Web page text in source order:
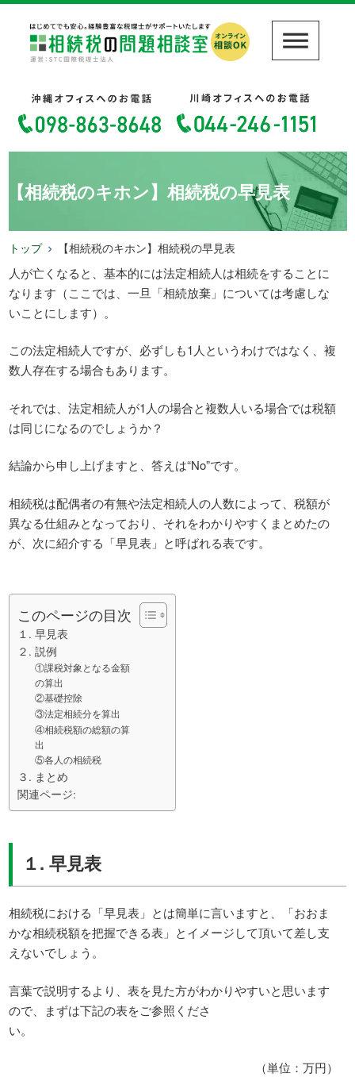
【相続税のキホン】相続税の早見表
トップ 【相続税のキホン】相続税の早見表
人が亡くなると、基本的には法定相続人は相続をすることに
なります（ここでは、一旦「相続放棄」については考慮しな
いことにします）。
この法定相続人ですが、必ずしも1人というわけではなく、複
数人存在する場合もあります。
それでは、法定相続人が1人の場合と複数人いる場合では税額
は同じになるのでしょうか？
結論から申し上げますと、答えは“No”です。
相続税は配偶者の有無や法定相続人の人数によって、税額が
異なる仕組みとなっており、それをわかりやすくまとめたの
が、次に紹介する「早見表」と呼ばれる表です。
このページの目次
１. 早見表
２. 説例
①課税対象となる金額
の算出
②基礎控除
③法定相続分を算出
④相続税額の総額の算
出
⑤各人の相続税
３. まとめ
関連ページ:
１. 早見表
相続税における「早見表」とは簡単に言いますと、「おおま
かな相続税額を把握できる表」とイメージして頂いて差し支
えないでしょう。
言葉で説明するより、表を見た方がわかりやすいと思います
ので、まずは下記の表をご参照くださ
い
（単位：万円）